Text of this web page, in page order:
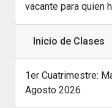
vacante para quien
Inicio de Clases
1er Cuatrimestre:
Agosto 2026